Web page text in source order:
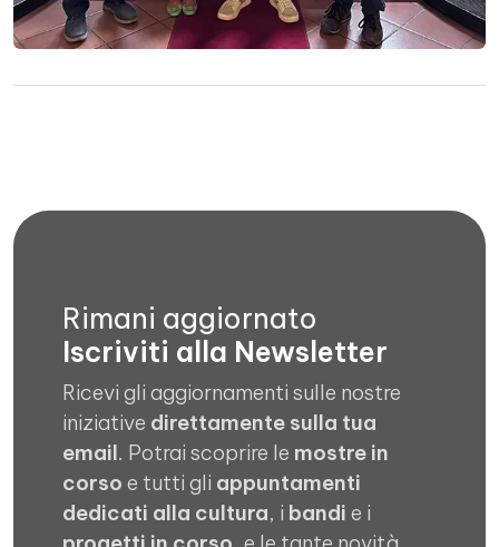
Rimani aggiornato
Iscriviti alla Newsletter
Ricevi gli aggiornamenti sulle nostre
iniziative direttamente sulla tua
email. Potrai scoprire le mostre in
corso e tutti gli appuntamenti
dedicati alla cultura, i bandi e i